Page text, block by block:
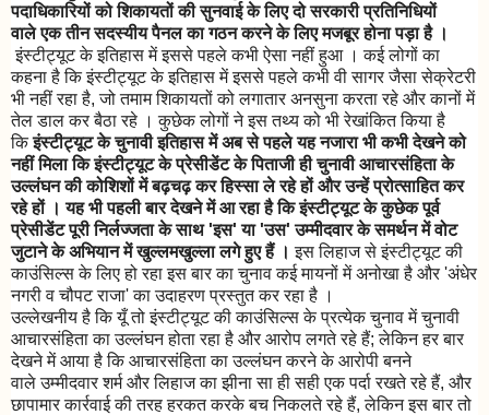
पदाधिकारियों को शिकायतों की सुनवाई के लिए दो सरकारी प्रतिनिधियों
वालेएक तीन सदस्यीय पैनल का गठन करने के लिए मजबूर होना पड़ा है ।
इंस्टीट्यूट के इतिहास में इससे पहले कभी ऐसा नहीं हुआ । कई लोगों का
कहना है कि इंस्टीट्यूट के इतिहास में इससे पहले कभी वी सागर जैसा सेक्रेटरी
भी नहीं रहा है, जो तमाम शिकायतों को लगातार अनसुना करता रहे और कानों में
तेल डाल कर बैठा रहे । कुछेक लोगों ने इस तथ्य को भी रेखांकित किया है
किइंस्टीट्यूट के चुनावी इतिहास में अब से पहले यह नजारा भी कभी देखने को
नहीं मिला कि इंस्टीट्यूट के प्रेसीडेंट के पिताजी ही चुनावी आचारसंहिता के
उल्लंघन की कोशिशों में बढ़चढ़ कर हिस्सा ले रहे हों और उन्हें प्रोत्साहित कर
रहे हों । यह भी पहली बार देखने में आ रहा है कि इंस्टीट्यूट के कुछेक पूर्व
प्रेसीडेंट पूरी निर्लज्जता के साथ 'इस' या 'उस' उम्मीदवार के समर्थन में वोट
जुटाने के अभियान में खुल्लमखुल्ला लगे हुए हैं । इस लिहाज से इंस्टीट्यूट की
काउंसिल्स के लिए हो रहा इस बार का चुनाव कई मायनों में अनोखा है और 'अंधेर
नगरी व चौपट राजा' का उदाहरण प्रस्तुत कर रहा है ।
उल्लेखनीय है कि यूँ तो इंस्टीट्यूट की काउंसिल्स के प्रत्येक चुनाव में चुनावी
आचारसंहिता का उल्लंघन होता रहा है और आरोप लगते रहे हैं; लेकिन हर बार
देखने में आया है कि आचारसंहिता का उल्लंघन करने के आरोपी बनने
वाले उम्मीदवार शर्म और लिहाज का झीना सा ही सही एक पर्दा रखते रहे हैं, और
छापामार कार्रवाई की तरह हरकत करके बच निकलते रहे हैं, लेकिन इस बार तो